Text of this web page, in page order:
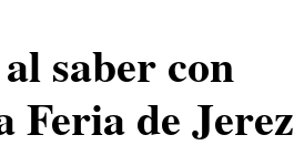
saber con
Feria de Jerez